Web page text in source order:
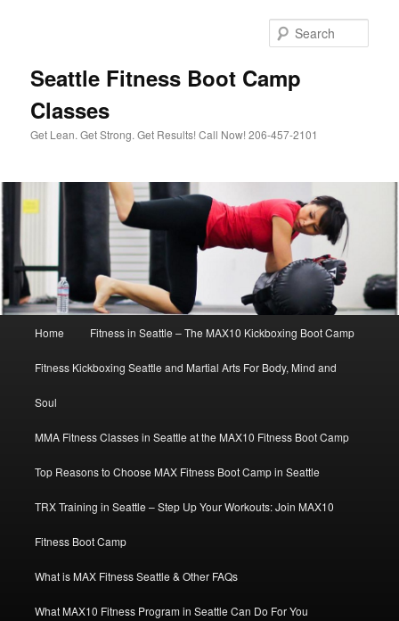
Seattle Fitness Boot Camp
Classes
Get Lean. Get Strong. Get Results! Call Now! 206-457-2101
Skip to primary content
Skip to secondary content
Home Fitness in Seattle – The MAX10 Kickboxing Boot Camp
Fitness Kickboxing Seattle and Martial Arts For Body, Mind and
Soul
MMA Fitness Classes in Seattle at the MAX10 Fitness Boot Camp
Top Reasons to Choose MAX Fitness Boot Camp in Seattle
TRX Training in Seattle – Step Up Your Workouts: Join MAX10
Fitness Boot Camp
What is MAX Fitness Seattle & Other FAQs
What MAX10 Fitness Program in Seattle Can Do For You